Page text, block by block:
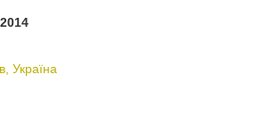
Україна